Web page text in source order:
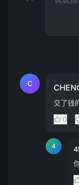
C
交了钱
0
4